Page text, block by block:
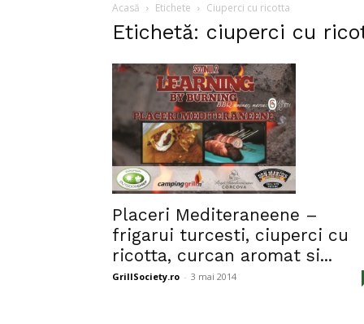
Acasă Etichete Ciuperci cu ricotta
Etichetă: ciuperci cu
Placeri Mediteraneene –
frigarui turcesti, ciuperci cu
ricotta, curcan aromat si...
GrillSociety.ro - 3 mai 2014